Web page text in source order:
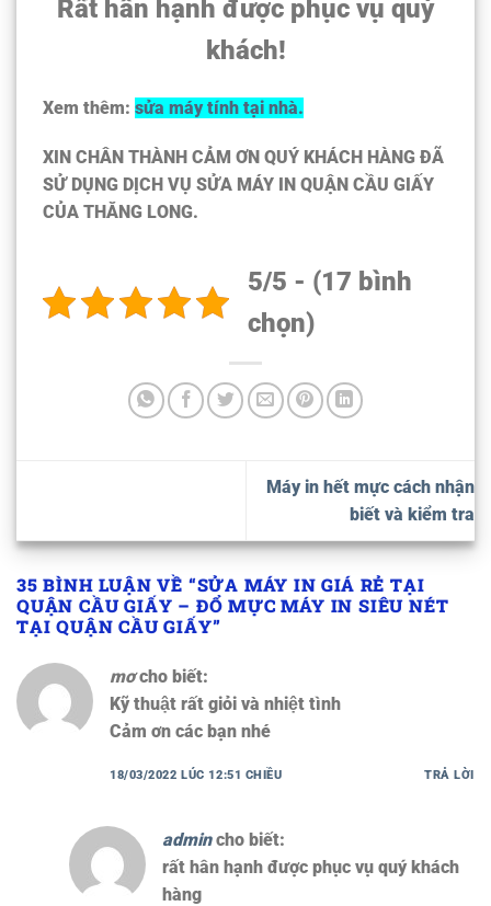
Rất hân hạnh được phục vụ quý
khách!
Xem thêm: sửa máy tính tại nhà.
XIN CHÂN THÀNH CẢM ƠN QUÝ KHÁCH HÀNG ĐÃ
SỬ DỤNG DỊCH VỤ SỬA MÁY IN QUẬN CẦU GIẤY
CỦA THĂNG LONG.
5/5 - (17 bình
chọn)
Máy in hết mực cách nhận
biết và kiểm tra
35 BÌNH LUẬN VỀ “SỬA MÁY IN GIÁ RẺ TẠI
QUẬN CẦU GIẤY – ĐỔ MỰC MÁY IN SIÊU NÉT
TẠI QUẬN CẦU GIẤY”
mơ cho biết:
Kỹ thuật rất giỏi và nhiệt tình
Cảm ơn các bạn nhé
18/03/2022 LÚC 12:51 CHIỀU TRẢ LỜI
admin cho biết:
rất hân hạnh được phục vụ quý khách
hàng